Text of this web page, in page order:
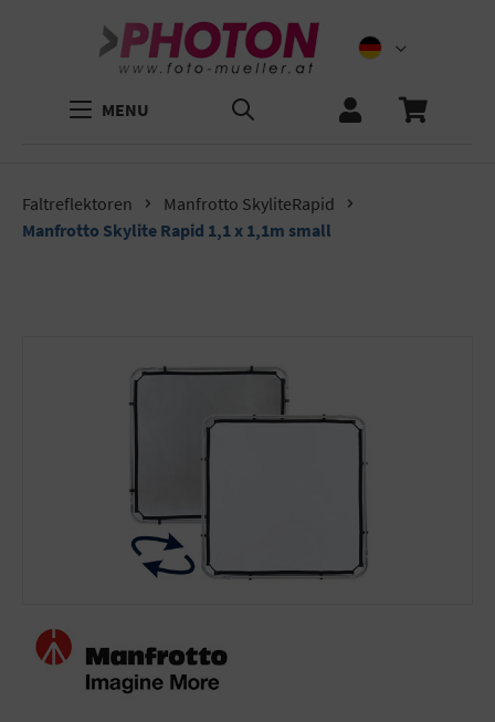
MENU
Faltreflektoren
Manfrotto SkyliteRapid
Manfrotto Skylite Rapid 1,1 x 1,1m small